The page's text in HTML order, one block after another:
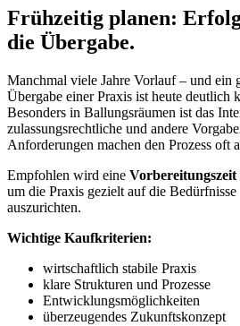
Frühzeitig planen:
die Übergabe.
Manchmal viele Jahre Vorlauf – und ein
Übergabe einer Praxis ist heute deutlich
Besonders in Ballungsräumen ist das
zulassungsrechtliche und andere
Anforderungen machen den Prozess oft
Empfohlen wird eine
um die Praxis gezielt auf die Bedürfnisse
auszurichten.
Wichtige Kaufkriterien:
wirtschaftlich stabile Praxis
klare Strukturen und Prozesse
Entwicklungsmöglichkeiten
überzeugendes Zukunftskonzept